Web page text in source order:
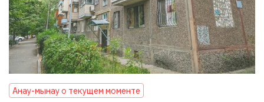
Анау-мынау о текущем моменте